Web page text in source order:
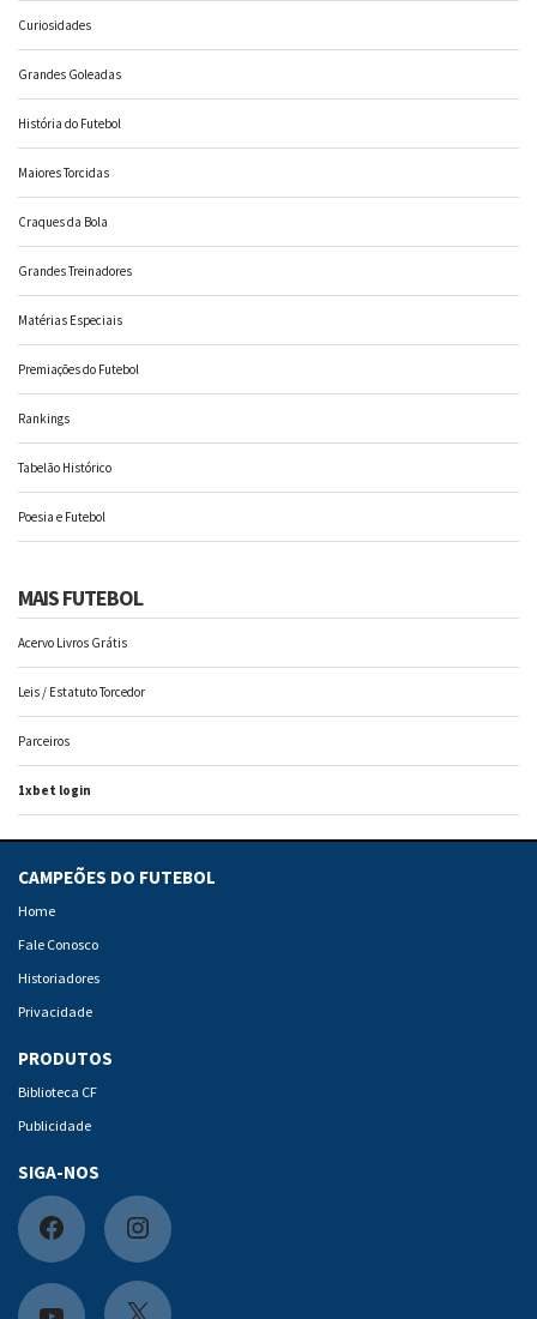
Curiosidades
Grandes Goleadas
História do Futebol
Maiores Torcidas
Craques da Bola
Grandes Treinadores
Matérias Especiais
Premiações do Futebol
Rankings
Tabelão Histórico
Poesia e Futebol
MAIS FUTEBOL
Acervo Livros Grátis
Leis / Estatuto Torcedor
Parceiros
1xbet login
CAMPEÕES DO FUTEBOL
Home
Fale Conosco
Historiadores
Privacidade
PRODUTOS
Biblioteca CF
Publicidade
SIGA-NOS
F
a
I
n